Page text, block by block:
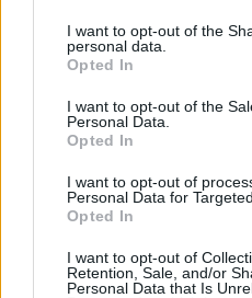
I want to opt-out of the
personal data.
Opted In
I want to opt-out of the
Personal Data.
Opted In
I want to opt-out of
Personal Data for
Opted In
I want to opt-out of
Retention, Sale, and/or
Personal Data that Is
A
új
féljünk a
Csonka Sándor
A
halványabbá